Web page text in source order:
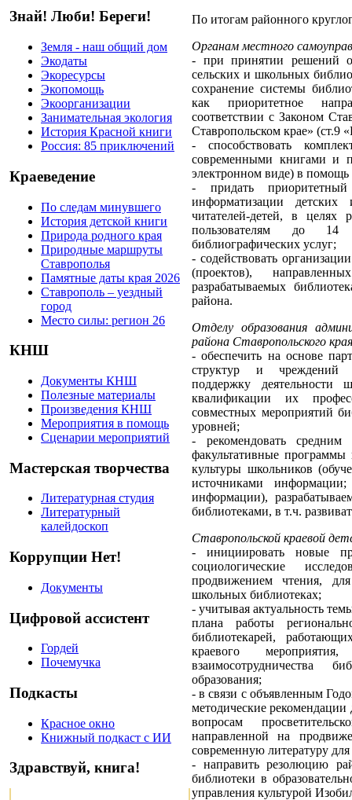
Знай! Люби! Береги!
Земля - наш общий дом
Экодаты
Экоресурсы
Экопомощь
Экоорганизации
Занимательная экология
История Красной книги
Россия: 85 приключений
Краеведение
По следам минувшего
История детской книги
Природа родного края
Природные маршруты
Ставрополья
Памятные даты края 2026
Ставрополь – уездный
город
Место силы: регион 26
КНШ
Документы КНШ
Полезные материалы
Произведения КНШ
Мероприятия в помощь
Сценарии мероприятий
Мастерская творчества
Литературная студия
Литературный
калейдоскоп
Коррупции Нет!
Документы
Цифровой ассистент
Гордей
Почемучка
Подкасты
Красное окно
Книжный подкаст с ИИ
Здравствуй, книга!
По итогам районного
Органам местного
- при принятии решений о
сельских и школьных
сохранение системы
как приоритетное
соответствии с Законом
Ставропольском крае» (ст.9
- способствовать
современными книгами и
электронном виде) в
- придать
информатизации
читателей-детей, в целях
пользователям до 14
библиографических услуг;
- содействовать
(проектов),
разрабатываемых
района.
Отделу образования
района Ставропольского
- обеспечить на основе
структур и чреждений
поддержку деятельности
квалификации их
совместных мероприятий
уровней;
- рекомендовать средним
факультативные
культуры школьников
источниками
информации),
библиотеками, в т.ч.
Ставропольской краевой
- инициировать новые
социологические
продвижением чтения,
школьных библиотеках;
- учитывая актуальность
плана работы
библиотекарей,
краевого
взаимосотрудничества
образования;
- в связи с объявленным
методические
вопросам
направленной на
современную литературу для
- направить резолюцию
библиотеки в
управления культурой